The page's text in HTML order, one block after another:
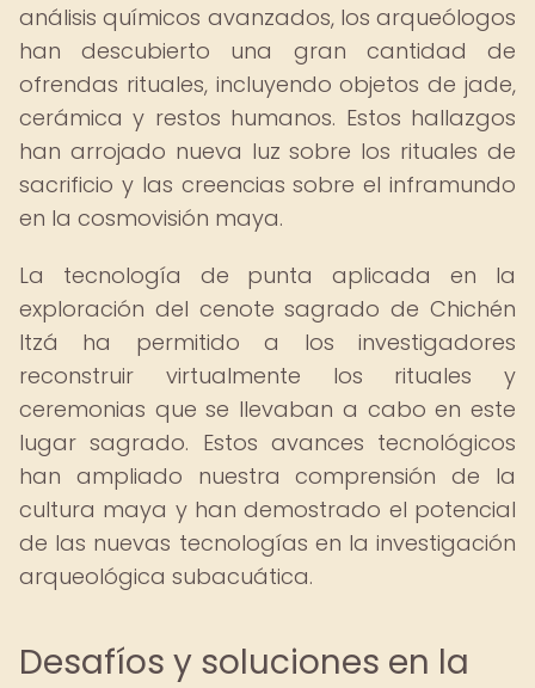
análisis químicos avanzados, los arqueólogos
han descubierto una gran cantidad de
ofrendas rituales, incluyendo objetos de jade,
cerámica y restos humanos. Estos hallazgos
han arrojado nueva luz sobre los rituales de
sacrificio y las creencias sobre el inframundo
en la cosmovisión maya.
La tecnología de punta aplicada en la
exploración del cenote sagrado de Chichén
Itzá ha permitido a los investigadores
reconstruir virtualmente los rituales y
ceremonias que se llevaban a cabo en este
lugar sagrado. Estos avances tecnológicos
han ampliado nuestra comprensión de la
cultura maya y han demostrado el potencial
de las nuevas tecnologías en la investigación
arqueológica subacuática.
Desafíos y soluciones en la